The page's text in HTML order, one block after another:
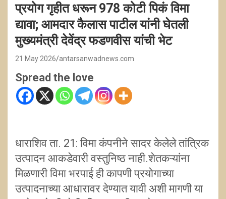
प्रयोग गृहीत धरून 978 कोटी पिकं विमा
द्यावा; आमदार कैलास पाटील यांनी घेतली
मुख्यमंत्री देवेंद्र फडणवीस यांची भेट
21 May 2026 antarsanwadnews.com
Spread the love
धाराशिव ता. 21: विमा कंपनीने सादर केलेले तांत्रिक
उत्पादन आकडेवारी वस्तुनिष्ठ नाही.शेतकऱ्यांना
मिळणारी विमा भरपाई ही कापणी प्रयोगाच्या
उत्पादनाच्या आधारावर देण्यात यावी अशी मागणी या